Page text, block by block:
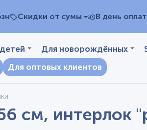
Скидки от сумы В день
Для новорождённых
Для оптовых клиентов
см, интерлок